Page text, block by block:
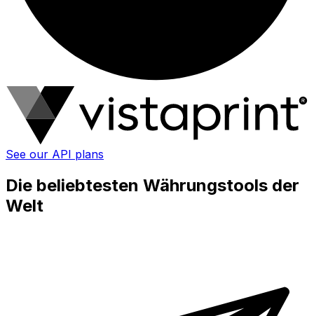
See our API plans
Die beliebtesten Währungstools der
Welt